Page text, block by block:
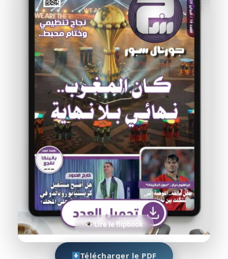
Lire le flipbook
Télécharger le PDF